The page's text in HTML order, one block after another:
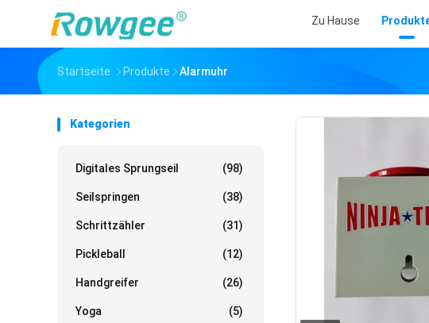
Zu Hause
Startseite Produkte Alarmuhr
Kategorien
Digitales Sprungseil (98)
Seilspringen (38)
Schrittzähler (31)
Pickleball (12)
Handgreifer (26)
Yoga (5)